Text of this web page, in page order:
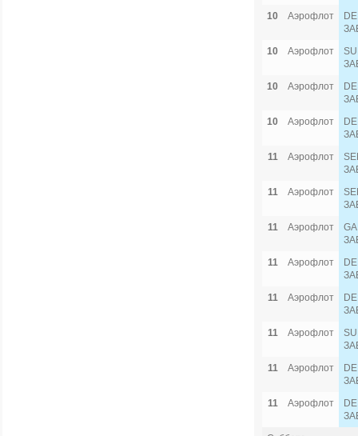
10
Аэрофлот
10
Аэрофлот
10
Аэрофлот
10
Аэрофлот
11
Аэрофлот
11
Аэрофлот
11
Аэрофлот
11
Аэрофлот
11
Аэрофлот
11
Аэрофлот
11
Аэрофлот
11
Аэрофлот